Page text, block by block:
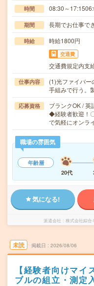
時間 08:30～
期間 長期でお仕事で
時給 時給1800円
交通費
交通費規定内支
仕事内容
(1)光ファイバー
手組みで行う。
応募資格
ブランクOK / 英
◆経験者歓迎！
で気軽にオンラ
職場の雰囲気
年齢層
20代
気になる!
派遣会社 株式会社綜合
未読 掲載日 2026/08/06
【経験者向けマ
ブルの組立・測定